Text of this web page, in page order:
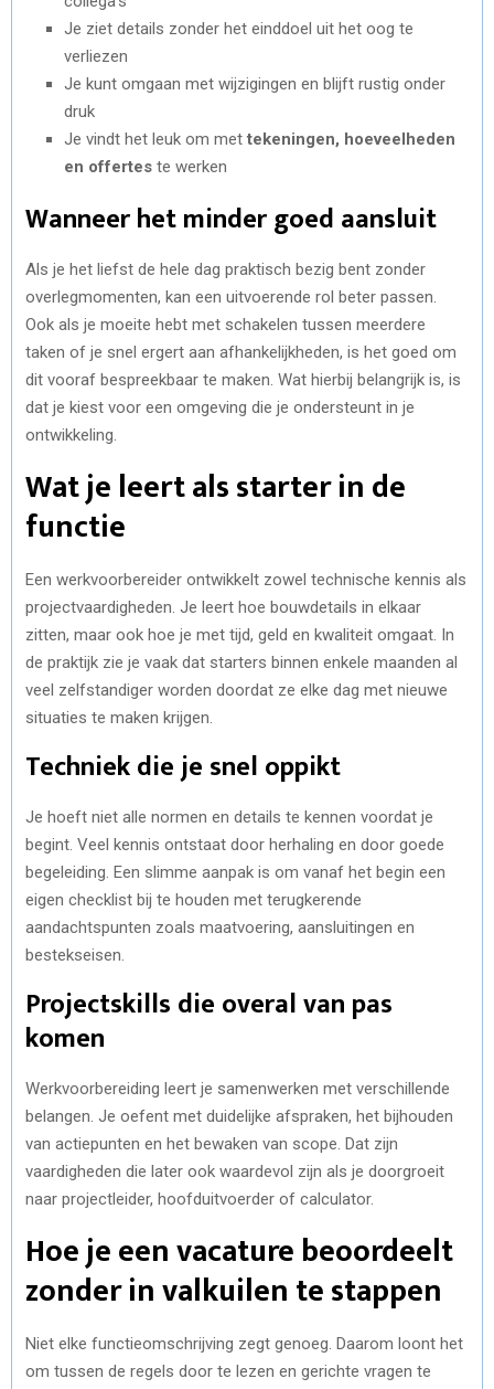
Je ziet details zonder het einddoel uit het oog te
verliezen
Je kunt omgaan met wijzigingen en blijft rustig onder
druk
Je vindt het leuk om met tekeningen, hoeveelheden
en offertes te werken
Wanneer het minder goed aansluit
Als je het liefst de hele dag praktisch bezig bent zonder
overlegmomenten, kan een uitvoerende rol beter passen.
Ook als je moeite hebt met schakelen tussen meerdere
taken of je snel ergert aan afhankelijkheden, is het goed om
dit vooraf bespreekbaar te maken. Wat hierbij belangrijk is, is
dat je kiest voor een omgeving die je ondersteunt in je
ontwikkeling.
Wat je leert als starter in de
functie
Een werkvoorbereider ontwikkelt zowel technische kennis als
projectvaardigheden. Je leert hoe bouwdetails in elkaar
zitten, maar ook hoe je met tijd, geld en kwaliteit omgaat. In
de praktijk zie je vaak dat starters binnen enkele maanden al
veel zelfstandiger worden doordat ze elke dag met nieuwe
situaties te maken krijgen.
Techniek die je snel oppikt
Je hoeft niet alle normen en details te kennen voordat je
begint. Veel kennis ontstaat door herhaling en door goede
begeleiding. Een slimme aanpak is om vanaf het begin een
eigen checklist bij te houden met terugkerende
aandachtspunten zoals maatvoering, aansluitingen en
bestekseisen.
Projectskills die overal van pas
komen
Werkvoorbereiding leert je samenwerken met verschillende
belangen. Je oefent met duidelijke afspraken, het bijhouden
van actiepunten en het bewaken van scope. Dat zijn
vaardigheden die later ook waardevol zijn als je doorgroeit
naar projectleider, hoofduitvoerder of calculator.
Hoe je een vacature beoordeelt
zonder in valkuilen te stappen
Niet elke functieomschrijving zegt genoeg. Daarom loont het
om tussen de regels door te lezen en gerichte vragen te